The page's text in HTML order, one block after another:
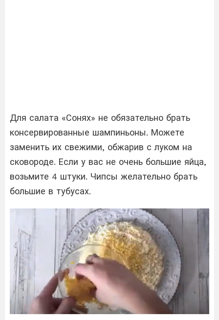
Для салата «Сонях» не обязательно брать
консервированные шампиньоны. Можете
заменить их свежими, обжарив с луком на
сковороде. Если у вас не очень большие яйца,
возьмите 4 штуки. Чипсы желательно брать
большие в тубусах.